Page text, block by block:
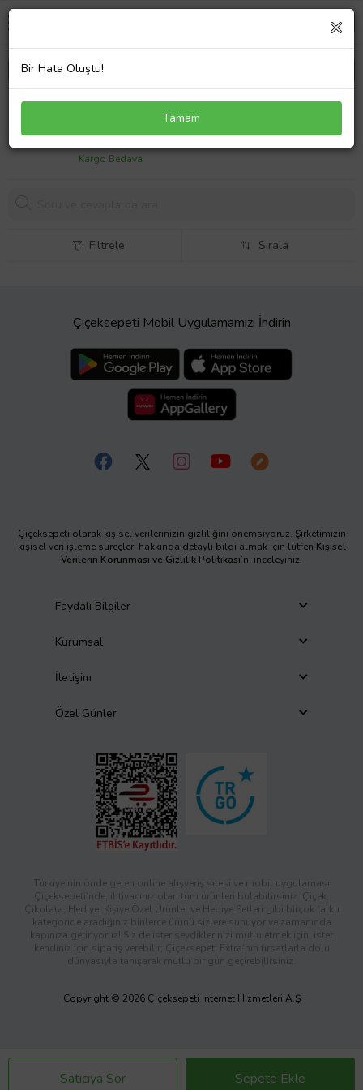
Volkswagen Crafter 07/17 Arka Tampon Sensör
7397,28 TL
Kargo Bedava
Satıcıya Sor Sepete Ekle
Filtrele Sırala
Çiçeksepeti Mobil Uygulamamızı İndirin
Çiçeksepeti olarak kişisel verilerinizin gizliliğini önemsiyoruz. Şirketimizin
kişisel veri işleme süreçleri hakkında detaylı bilgi almak için lütfen Kişisel
Verilerin Korunması ve Gizlilik Politikası’nı inceleyiniz.
Faydalı Bilgiler
Kurumsal
İletişim
Özel Günler
Türkiye’nin önde gelen online alışveriş sitesi ve mobil uygulaması
Çiçeksepeti’nde, ihtiyacınız olan tüm ürünleri bulabilirsiniz. Çiçek,
Çikolata, Hediye, Kişiye Özel Ürünler ve Hediye Setleri gibi birçok farklı
kategoride aradığınız binlerce ürünü sizlere sunuyor ve zamanında
kapınıza getiriyoruz! Siz de ister sevdiklerinizi mutlu etmek için, ister
kendiniz için sipariş verebilir; Çiçeksepeti Extra’nın fırsatlarla dolu
dünyasıyla tanışarak mutlu bir gün geçirebilirsiniz.
Copyright © 2026 Çiçeksepeti İnternet Hizmetleri A.Ş
Bir Hata Oluştu!
Tamam